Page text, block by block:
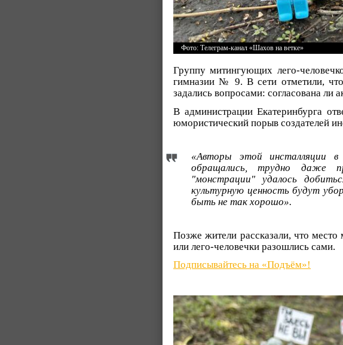
Фото: Телеграм-канал «Шахов на ветке»
Группу митингующих лего-
гимназии № 9. В сети отметили,
задались вопросами: согласована ли
В администрации Екатеринбурга
юмористический порыв создателей
«Авторы этой инсталляции в
обращались, трудно даже
"монстрации" удалось
культурную ценность будут
быть не так хорошо».
Позже жители рассказали, что
или лего-человечки разошлись сами.
Подписывайтесь на «Подъём»!